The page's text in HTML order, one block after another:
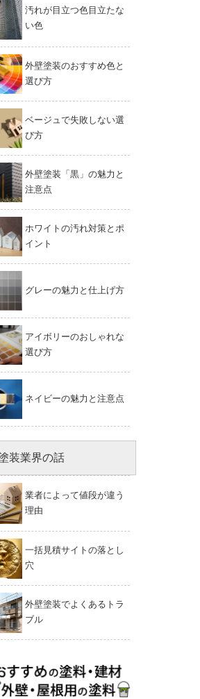
汚れが目立つ色目立たな
い色
外壁塗装のおすすめ色と
選び方
ベージュで失敗しない選
び方
外壁塗装「黒」の魅力と
注意点
ホワイトの汚れ対策とポ
イント
グレーの魅力と仕上げ方
アイボリーのおしゃれな
選び方
ネイビーの魅力と注意点
装業界の話
業者によって値段が違う
理由
一括見積サイトの落とし
穴
外壁塗装でよくあるトラ
ブル